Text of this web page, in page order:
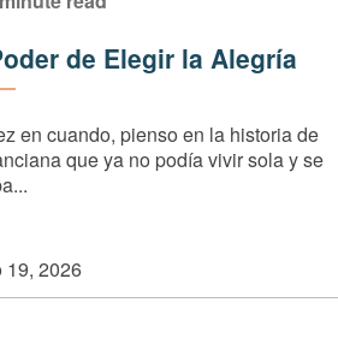
de Elegir la Alegría
en cuando, pienso en la historia de
que ya no podía vivir sola y se
19, 2026